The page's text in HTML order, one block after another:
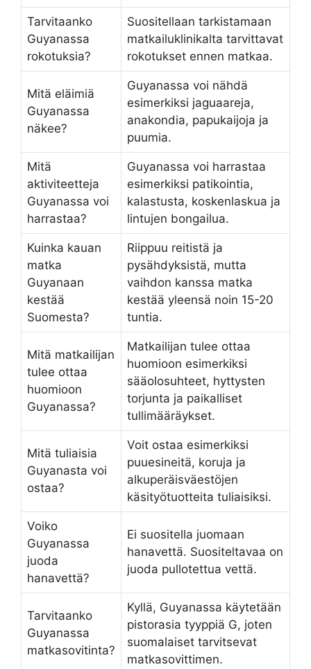
Tarvitaanko
Guyanassa
rokotuksia?
Suositellaan tarkistamaan
matkailuklinikalta tarvittavat
rokotukset ennen matkaa.
Mitä eläimiä
Guyanassa
näkee?
Guyanassa voi nähdä
esimerkiksi jaguaareja,
anakondia, papukaijoja ja
puumia.
Mitä
aktiviteetteja
Guyanassa voi
harrastaa?
Guyanassa voi harrastaa
esimerkiksi patikointia,
kalastusta, koskenlaskua ja
lintujen bongailua.
Kuinka kauan
matka
Guyanaan
kestää
Suomesta?
Riippuu reitistä ja
pysähdyksistä, mutta
vaihdon kanssa matka
kestää yleensä noin 15-20
tuntia.
Mitä matkailijan
tulee ottaa
huomioon
Guyanassa?
Matkailijan tulee ottaa
huomioon esimerkiksi
sääolosuhteet, hyttysten
torjunta ja paikalliset
tullimääräykset.
Mitä tuliaisia
Guyanasta voi
ostaa?
Voit ostaa esimerkiksi
puuesineitä, koruja ja
alkuperäisväestöjen
käsityötuotteita tuliaisiksi.
Voiko
Guyanassa
juoda
hanavettä?
Ei suositella juomaan
hanavettä. Suositeltavaa on
juoda pullotettua vettä.
Tarvitaanko
Guyanassa
matkasovitinta?
Kyllä, Guyanassa käytetään
pistorasia tyyppiä G, joten
suomalaiset tarvitsevat
matkasovittimen.